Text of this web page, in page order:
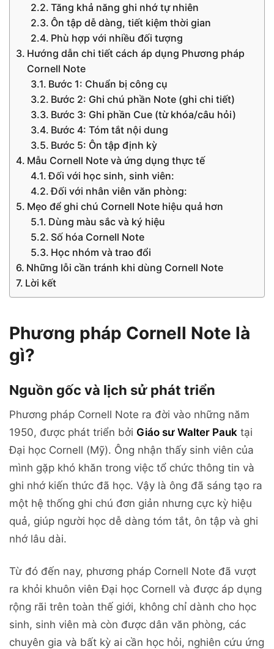
Tăng khả năng ghi nhớ tự nhiên
Ôn tập dễ dàng, tiết kiệm thời gian
Phù hợp với nhiều đối tượng
Hướng dẫn chi tiết cách áp dụng Phương pháp
Cornell Note
Bước 1: Chuẩn bị công cụ
Bước 2: Ghi chú phần Note (ghi chi tiết)
Bước 3: Ghi phần Cue (từ khóa/câu hỏi)
Bước 4: Tóm tắt nội dung
Bước 5: Ôn tập định kỳ
Mẫu Cornell Note và ứng dụng thực tế
Đối với học sinh, sinh viên:
Đối với nhân viên văn phòng:
Mẹo để ghi chú Cornell Note hiệu quả hơn
Dùng màu sắc và ký hiệu
Số hóa Cornell Note
Học nhóm và trao đổi
Những lỗi cần tránh khi dùng Cornell Note
Lời kết
Phương pháp Cornell Note là
gì?
Nguồn gốc và lịch sử phát triển
Phương pháp Cornell Note ra đời vào những năm
1950, được phát triển bởi Giáo sư Walter Pauk tại
Đại học Cornell (Mỹ). Ông nhận thấy sinh viên của
mình gặp khó khăn trong việc tổ chức thông tin và
ghi nhớ kiến thức đã học. Vậy là ông đã sáng tạo ra
một hệ thống ghi chú đơn giản nhưng cực kỳ hiệu
quả, giúp người học dễ dàng tóm tắt, ôn tập và ghi
nhớ lâu dài.
Từ đó đến nay, phương pháp Cornell Note đã vượt
ra khỏi khuôn viên Đại học Cornell và được áp dụng
rộng rãi trên toàn thế giới, không chỉ dành cho học
sinh, sinh viên mà còn được dân văn phòng, các
chuyên gia và bất kỳ ai cần học hỏi, nghiên cứu ứng